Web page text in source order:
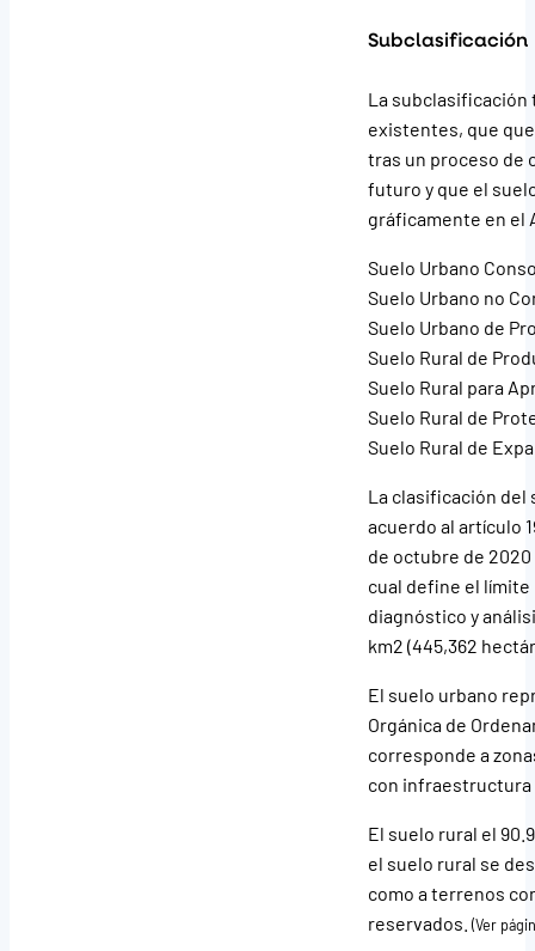
Subclasificación
La subclasificación
existentes, que
tras un proceso de
futuro y que el
gráficamente en el
Suelo Urbano
Suelo Urbano no
Suelo Urbano de
Suelo Rural de
Suelo Rural para
Suelo Rural de
Suelo Rural de
La clasificación
acuerdo al artículo
de octubre de 2020
cual define el
diagnóstico y
km2 (445,362
El suelo urbano
Orgánica de
corresponde a
con infraestructura
El suelo rural el
el suelo rural se
como a terrenos
reservados.(Ver